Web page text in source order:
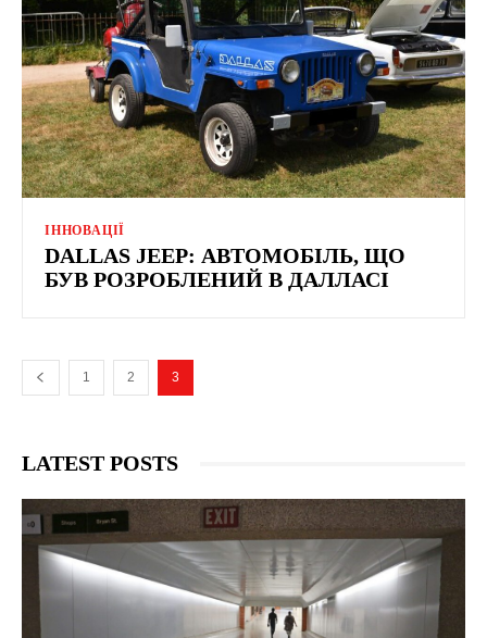
ІННОВАЦІЇ
DALLAS JEEP: АВТОМОБІЛЬ, ЩО
БУВ РОЗРОБЛЕНИЙ В ДАЛЛАСІ
1 2 3
LATEST POSTS